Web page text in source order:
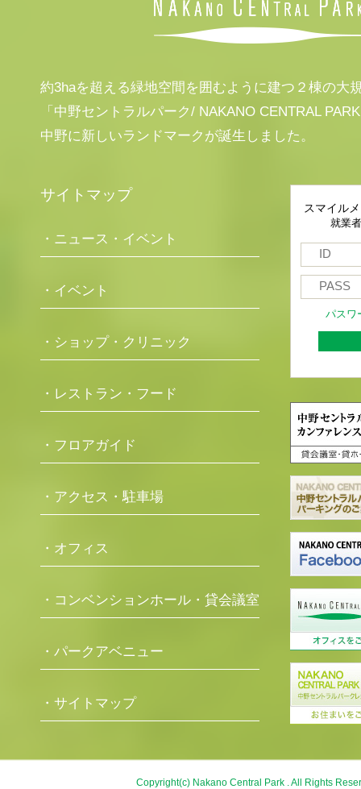
約3haを超える緑地空間を囲むように建つ２棟の大
「中野セントラルパーク/ NAKANO CENTRAL
中野に新しいランドマークが誕生しました。
サイトマップ
・ニュース・イベント
・イベント
・ショップ・クリニック
・レストラン・フード
・フロアガイド
・アクセス・駐車場
・オフィス
・コンベンションホール・貸会議室
・パークアベニュー
・サイトマップ
スマイル
就業
パスワ
Copyright(c) Nakano Central Park . All Rights